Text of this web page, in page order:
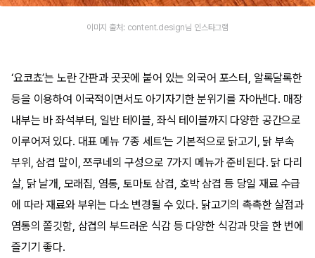
이미지 출처: content.design님 인스타그램
‘요코쵸’는 노란 간판과 곳곳에 붙어 있는 외국어 포스터, 알록달록한
등을 이용하여 이국적이면서도 아기자기한 분위기를 자아낸다. 매장
내부는 바 좌석부터, 일반 테이블, 좌식 테이블까지 다양한 공간으로
이루어져 있다. 대표 메뉴 ‘7종 세트’는 기본적으로 닭고기, 닭 부속
부위, 삼겹 말이, 쯔쿠네의 구성으로 7가지 메뉴가 준비된다. 닭 다리
살, 닭 날개, 모래집, 염통, 토마토 삼겹, 호박 삼겹 등 당일 재료 수급
에 따라 재료와 부위는 다소 변경될 수 있다. 닭고기의 촉촉한 살점과
염통의 쫄깃함, 삼겹의 부드러운 식감 등 다양한 식감과 맛을 한 번에
즐기기 좋다.